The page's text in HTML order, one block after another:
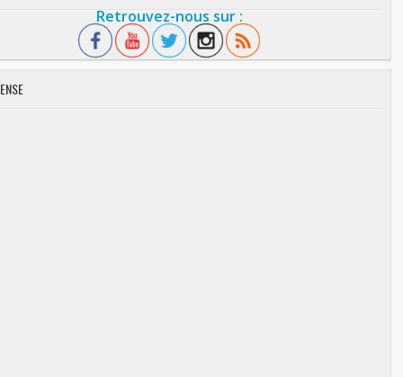
Retrouvez-nous sur :